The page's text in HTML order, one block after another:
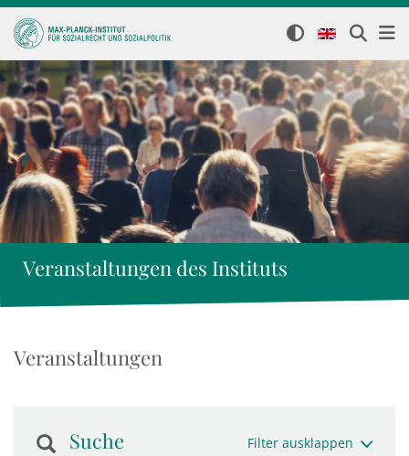
Veranstaltungen des Instituts
Veranstaltungen
Suche Filter ausklappen